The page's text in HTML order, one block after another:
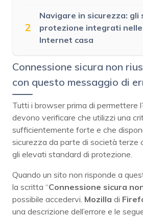
2
Navigare in sicurezza: gli
protezione integrati
Internet casa
Connessione sicura non
con questo messaggio di
Tutti i browser prima di permettere
devono verificare che utilizzi una
sufficientemente forte e che
sicurezza da parte di società terze
gli elevati standard di protezione.
Quando un sito non risponde a
la scritta “Connessione sicura
possibile accedervi. Mozilla di
una descrizione dell’errore e le